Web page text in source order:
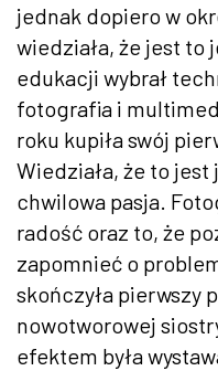
jednak dopiero w
wiedziała, że jest to
edukacji wybrał
fotografia i
roku kupiła swój
Wiedziała, że to
chwilowa pasja.
radość oraz to, że
zapomnieć o
skończyła pierwszy
nowotworowej
efektem była